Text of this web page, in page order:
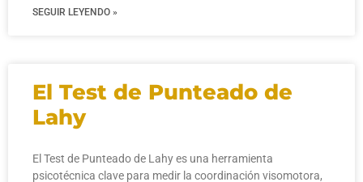
SEGUIR LEYENDO »
El Test de Punteado de
Lahy
El Test de Punteado de Lahy es una herramienta
psicotécnica clave para medir la coordinación visomotora,